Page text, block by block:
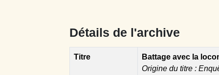
Détails de l'archive
Titre
Battage avec la
Origine du titre :